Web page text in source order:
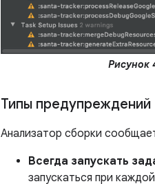
Рисунок
Типы предупреждений
Анализатор сборки
Всегда запускать
запускаться при